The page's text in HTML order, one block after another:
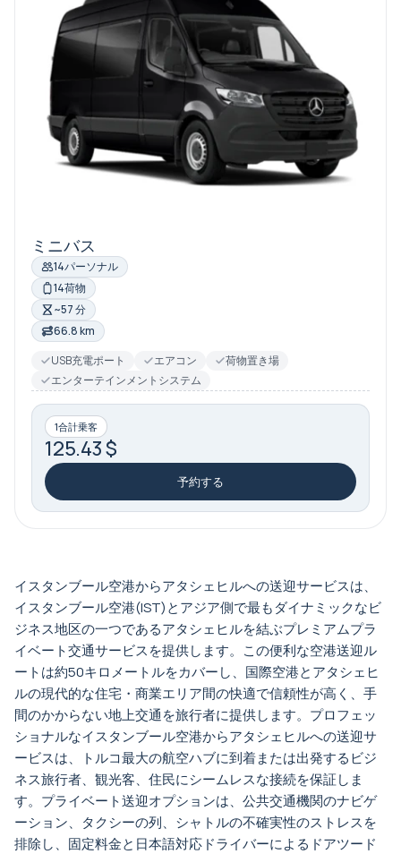
ミニバス
14パーソナル
14荷物
~57 分
66.8 km
USB充電ポート
エアコン
荷物置き場
エンターテインメントシステム
1合計乗客
125.43 $
予約する
イスタンブール空港からアタシェヒルへの送迎サービスは、
イスタンブール空港(IST)とアジア側で最もダイナミックなビ
ジネス地区の一つであるアタシェヒルを結ぶプレミアムプラ
イベート交通サービスを提供します。この便利な空港送迎ル
ートは約50キロメートルをカバーし、国際空港とアタシェヒ
ルの現代的な住宅・商業エリア間の快適で信頼性が高く、手
間のかからない地上交通を旅行者に提供します。プロフェッ
ショナルなイスタンブール空港からアタシェヒルへの送迎サ
ービスは、トルコ最大の航空ハブに到着または出発するビジ
ネス旅行者、観光客、住民にシームレスな接続を保証しま
す。プライベート送迎オプションは、公共交通機関のナビゲ
ーション、タクシーの列、シャトルの不確実性のストレスを
排除し、固定料金と日本語対応ドライバーによるドアツード